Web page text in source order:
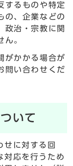
するものや特定
の、企業などの
政治・宗教に関
ん。
がかかる場合が
問い合わせくだ
いて
せに対する回
対応を行うため